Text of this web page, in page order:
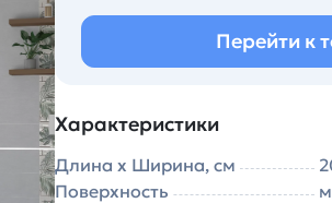
Перейти к
Характеристики
Длина х Ширина, см
Поверхность